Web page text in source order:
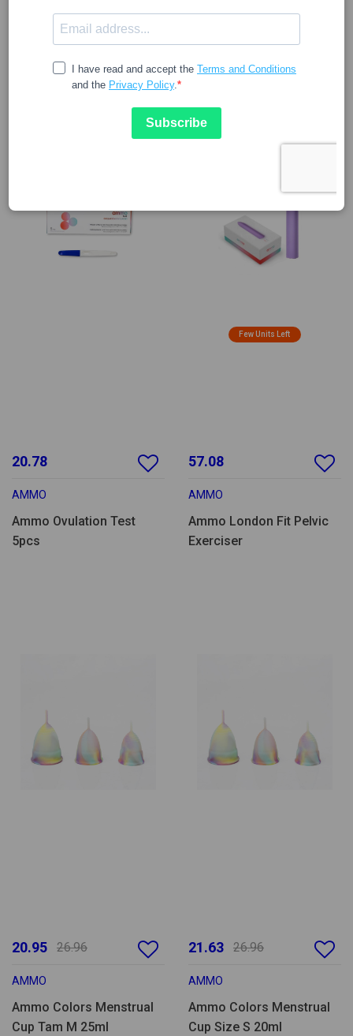
AMMO
FILTER
20.78
AMMO
Ammo Ovulation Test
5pcs
Few Units Left
57.08
AMMO
Ammo London Fit Pelvic
Exerciser
20.95 26.96
AMMO
Ammo Colors Menstrual
Cup Tam M 25ml
21.63 26.96
AMMO
Ammo Colors Menstrual
Cup Size S 20ml